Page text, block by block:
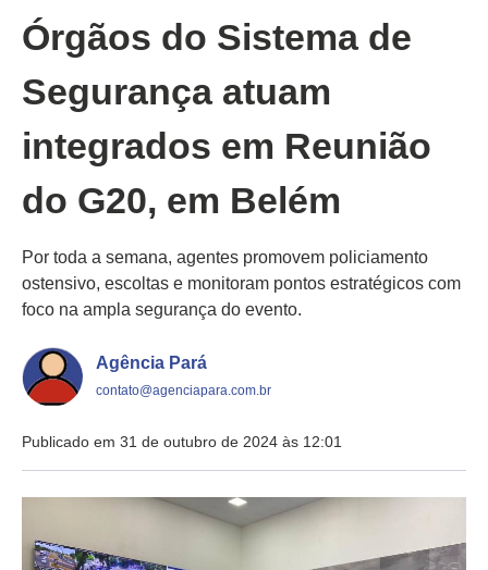
Órgãos do Sistema de
Segurança atuam
integrados em Reunião
do G20, em Belém
Por toda a semana, agentes promovem policiamento
ostensivo, escoltas e monitoram pontos estratégicos com
foco na ampla segurança do evento.
Agência Pará
contato@agenciapara.com.br
Publicado em 31 de outubro de 2024 às 12:01